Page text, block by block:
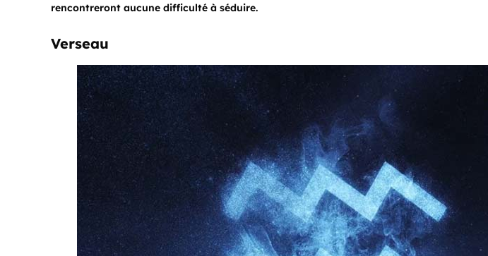
rencontreront aucune difficulté à séduire.
Verseau